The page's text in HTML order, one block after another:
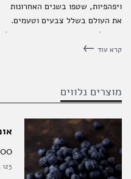
ויפהפיות, שטפו בשנים האחרונות
את העולם בשלל צבעים וטעמים.
קשה לעמוד בפניהן והרבה יותר קל
להכין אותן ממה שאפשר
קרא עוד
מוצרים נלווים
‏₪
125 גרם - (17.60 ‏₪ / 100 גרם)